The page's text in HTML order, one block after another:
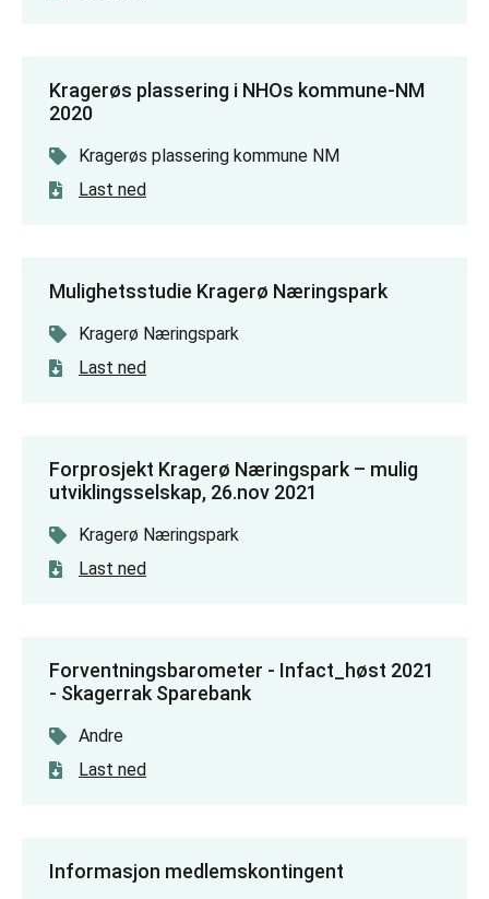
Kragerøs plassering i NHOs kommune-NM
2020
Kragerøs plassering kommune NM
Last ned
Mulighetsstudie Kragerø Næringspark
Kragerø Næringspark
Last ned
Forprosjekt Kragerø Næringspark – mulig
utviklingsselskap, 26.nov 2021
Kragerø Næringspark
Last ned
Forventningsbarometer - Infact_høst 2021
- Skagerrak Sparebank
Andre
Last ned
Informasjon medlemskontingent